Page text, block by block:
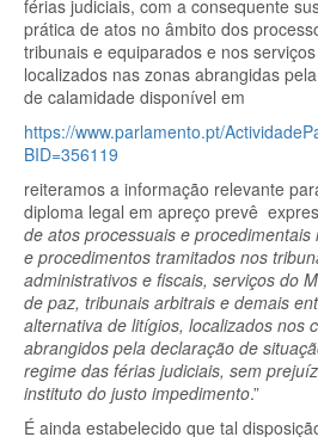
férias judiciais, com a consequente
prática de atos no âmbito dos
tribunais e equiparados e nos
localizados nas zonas abrangidas
de calamidade disponível em
https://www.parlamento.pt/
BID=356119
reiteramos a informação relevante
diploma legal em apreço prevê
de atos processuais e
e procedimentos tramitados nos
administrativos e fiscais, serviços do
de paz, tribunais arbitrais e demais
alternativa de litígios, localizados nos
abrangidos pela declaração de
regime das férias judiciais, sem
instituto do justo impedimento.”
É ainda estabelecido que tal